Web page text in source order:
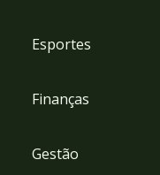
Esportes
Finanças
Gestão